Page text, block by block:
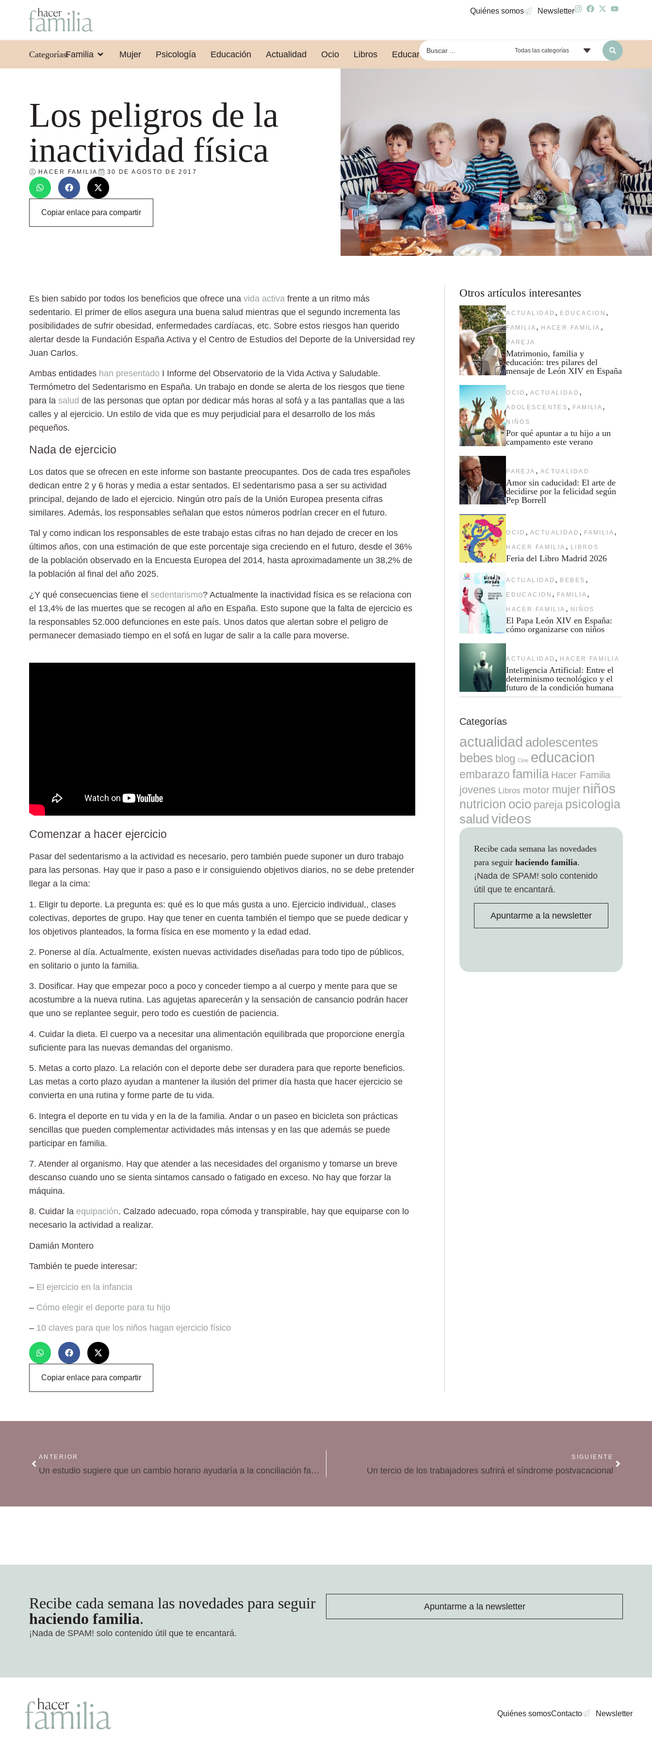
Quiénes somos Newsletter
Categorías:Familia Mujer Psicología Educación Actualidad Ocio Libros Educar leyendo Todas las categorías
Los peligros de la
inactividad física
HACER FAMILIA 30 DE AGOSTO DE 2017
Copiar enlace para compartir
Es bien sabido por todos los beneficios que ofrece una vida activa frente a un ritmo más
sedentario. El primer de ellos asegura una buena salud mientras que el segundo incrementa las
posibilidades de sufrir obesidad, enfermedades cardíacas, etc. Sobre estos riesgos han querido
alertar desde la Fundación España Activa y el Centro de Estudios del Deporte de la Universidad rey
Juan Carlos.
Ambas entidades han presentado I Informe del Observatorio de la Vida Activa y Saludable.
Termómetro del Sedentarismo en España. Un trabajo en donde se alerta de los riesgos que tiene
para la salud de las personas que optan por dedicar más horas al sofá y a las pantallas que a las
calles y al ejercicio. Un estilo de vida que es muy perjudicial para el desarrollo de los más
pequeños.
Nada de ejercicio
Los datos que se ofrecen en este informe son bastante preocupantes. Dos de cada tres españoles
dedican entre 2 y 6 horas y media a estar sentados. El sedentarismo pasa a ser su actividad
principal, dejando de lado el ejercicio. Ningún otro país de la Unión Europea presenta cifras
similares. Además, los responsables señalan que estos números podrían crecer en el futuro.
Tal y como indican los responsables de este trabajo estas cifras no han dejado de crecer en los
últimos años, con una estimación de que este porcentaje siga creciendo en el futuro, desde el 36%
de la población observado en la Encuesta Europea del 2014, hasta aproximadamente un 38,2% de
la población al final del año 2025.
¿Y qué consecuencias tiene el sedentarismo? Actualmente la inactividad física es se relaciona con
el 13,4% de las muertes que se recogen al año en España. Esto supone que la falta de ejercicio es
la responsables 52.000 defunciones en este país. Unos datos que alertan sobre el peligro de
permanecer demasiado tiempo en el sofá en lugar de salir a la calle para moverse.
Comenzar a hacer ejercicio
Pasar del sedentarismo a la actividad es necesario, pero también puede suponer un duro trabajo
para las personas. Hay que ir paso a paso e ir consiguiendo objetivos diarios, no se debe pretender
llegar a la cima:
1. Eligir tu deporte. La pregunta es: qué es lo que más gusta a uno. Ejercicio individual,, clases
colectivas, deportes de grupo. Hay que tener en cuenta también el tiempo que se puede dedicar y
los objetivos planteados, la forma física en ese momento y la edad edad.
2. Ponerse al día. Actualmente, existen nuevas actividades diseñadas para todo tipo de públicos,
en solitario o junto la familia.
3. Dosificar. Hay que empezar poco a poco y conceder tiempo a al cuerpo y mente para que se
acostumbre a la nueva rutina. Las agujetas aparecerán y la sensación de cansancio podrán hacer
que uno se replantee seguir, pero todo es cuestión de paciencia.
4. Cuidar la dieta. El cuerpo va a necesitar una alimentación equilibrada que proporcione energía
suficiente para las nuevas demandas del organismo.
5. Metas a corto plazo. La relación con el deporte debe ser duradera para que reporte beneficios.
Las metas a corto plazo ayudan a mantener la ilusión del primer día hasta que hacer ejercicio se
convierta en una rutina y forme parte de tu vida.
6. Integra el deporte en tu vida y en la de la familia. Andar o un paseo en bicicleta son prácticas
sencillas que pueden complementar actividades más intensas y en las que además se puede
participar en familia.
7. Atender al organismo. Hay que atender a las necesidades del organismo y tomarse un breve
descanso cuando uno se sienta sintamos cansado o fatigado en exceso. No hay que forzar la
máquina.
8. Cuidar la equipación. Calzado adecuado, ropa cómoda y transpirable, hay que equiparse con lo
necesario la actividad a realizar.
Damián Montero
También te puede interesar:
– El ejercicio en la infancia
– Cómo elegir el deporte para tu hijo
– 10 claves para que los niños hagan ejercicio físico
Copiar enlace para compartir
Otros artículos interesantes
ACTUALIDAD , EDUCACION ,
FAMILIA , HACER FAMILIA ,
PAREJA
Matrimonio, familia y
educación: tres pilares del
mensaje de León XIV en España
OCIO , ACTUALIDAD ,
ADOLESCENTES , FAMILIA ,
NIÑOS
Por qué apuntar a tu hijo a un
campamento este verano
PAREJA , ACTUALIDAD
Amor sin caducidad: El arte de
decidirse por la felicidad según
Pep Borrell
OCIO , ACTUALIDAD , FAMILIA ,
HACER FAMILIA , LIBROS
Feria del Libro Madrid 2026
ACTUALIDAD , BEBES ,
EDUCACION , FAMILIA ,
HACER FAMILIA , NIÑOS
El Papa León XIV en España:
cómo organizarse con niños
ACTUALIDAD , HACER FAMILIA
Inteligencia Artificial: Entre el
determinismo tecnológico y el
futuro de la condición humana
Categorías
actualidad adolescentes
bebes blog Cine educacion
embarazo familia Hacer Familia
jovenes Libros motor mujer niños
nutricion ocio pareja psicologia
salud videos
Recibe cada semana las novedades
para seguir haciendo familia.
¡Nada de SPAM! solo contenido
útil que te encantará.
Apuntarme a la newsletter
ANTERIOR
Un estudio sugiere que un cambio horario ayudaría a la conciliación familiar
SIGUIENTE
Un tercio de los trabajadores sufrirá el síndrome postvacacional
Recibe cada semana las novedades para seguir
haciendo familia.
¡Nada de SPAM! solo contenido útil que te encantará.
Apuntarme a la newsletter
Quiénes somosContacto Newsletter